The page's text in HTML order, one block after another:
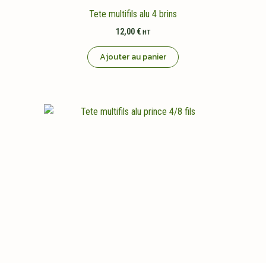
Tete multifils alu 4 brins
12,00 € HT
Ajouter au panier